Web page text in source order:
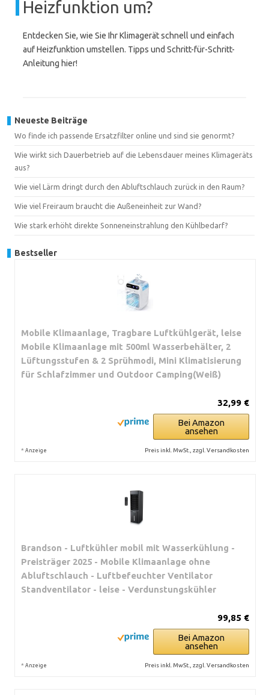
Heizfunktion um?
Entdecken Sie, wie Sie Ihr Klimagerät schnell und einfach
auf Heizfunktion umstellen. Tipps und Schritt-für-Schritt-
Anleitung hier!
Neueste Beiträge
Wo finde ich passende Ersatzfilter online und sind sie genormt?
Wie wirkt sich Dauerbetrieb auf die Lebensdauer meines Klimageräts
aus?
Wie viel Lärm dringt durch den Abluftschlauch zurück in den Raum?
Wie viel Freiraum braucht die Außeneinheit zur Wand?
Wie stark erhöht direkte Sonneneinstrahlung den Kühlbedarf?
Bestseller
Mobile Klimaanlage, Tragbare Luftkühlgerät, leise
Mobile Klimaanlage mit 500ml Wasserbehälter, 2
Lüftungsstufen & 2 Sprühmodi, Mini Klimatisierung
für Schlafzimmer und Outdoor Camping(Weiß)
32,99 €
Bei Amazon
ansehen
* Anzeige Preis inkl. MwSt., zzgl. Versandkosten
Brandson - Luftkühler mobil mit Wasserkühlung -
Preisträger 2025 - Mobile Klimaanlage ohne
Abluftschlauch - Luftbefeuchter Ventilator
Standventilator - leise - Verdunstungskühler
99,85 €
Bei Amazon
ansehen
* Anzeige Preis inkl. MwSt., zzgl. Versandkosten